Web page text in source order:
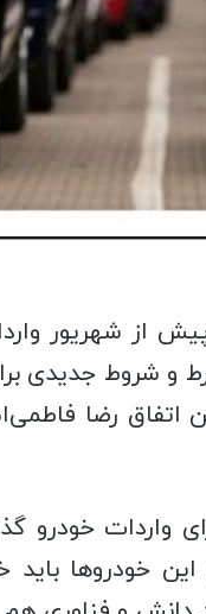
از شهریور
و شروط جدیدی
اتفاق رضا
واردات خودرو
خودروها